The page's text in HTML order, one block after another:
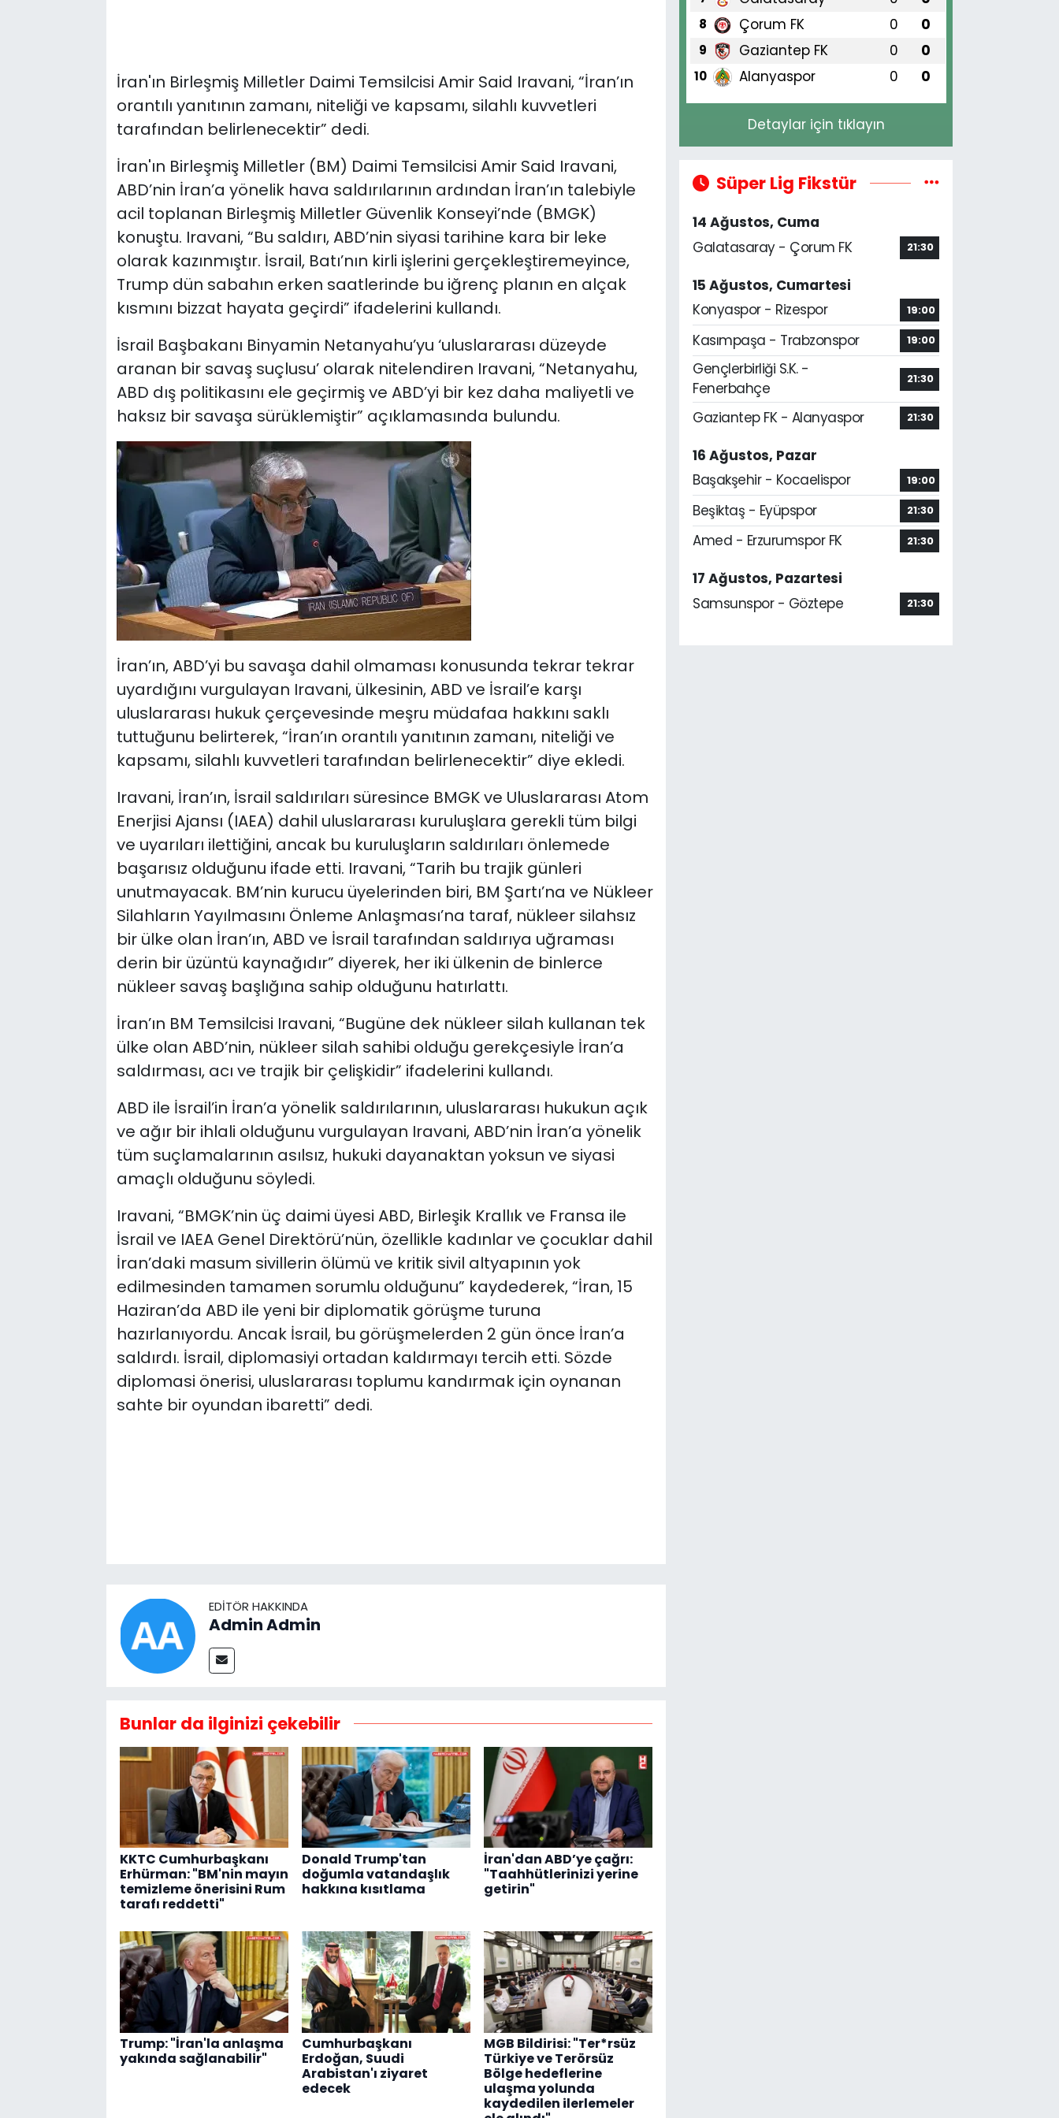
İran'ın Birleşmiş Milletler Daimi Temsilcisi Amir Said Iravani, “İran’ın
orantılı yanıtının zamanı, niteliği ve kapsamı, silahlı kuvvetleri
tarafından belirlenecektir” dedi.
İran'ın Birleşmiş Milletler (BM) Daimi Temsilcisi Amir Said Iravani,
ABD’nin İran’a yönelik hava saldırılarının ardından İran’ın talebiyle
acil toplanan Birleşmiş Milletler Güvenlik Konseyi’nde (BMGK)
konuştu. Iravani, “Bu saldırı, ABD’nin siyasi tarihine kara bir leke
olarak kazınmıştır. İsrail, Batı’nın kirli işlerini gerçekleştiremeyince,
Trump dün sabahın erken saatlerinde bu iğrenç planın en alçak
kısmını bizzat hayata geçirdi” ifadelerini kullandı.
İsrail Başbakanı Binyamin Netanyahu’yu ‘uluslararası düzeyde
aranan bir savaş suçlusu’ olarak nitelendiren Iravani, “Netanyahu,
ABD dış politikasını ele geçirmiş ve ABD’yi bir kez daha maliyetli ve
haksız bir savaşa sürüklemiştir” açıklamasında bulundu.
İran’ın, ABD’yi bu savaşa dahil olmaması konusunda tekrar tekrar
uyardığını vurgulayan Iravani, ülkesinin, ABD ve İsrail’e karşı
uluslararası hukuk çerçevesinde meşru müdafaa hakkını saklı
tuttuğunu belirterek, “İran’ın orantılı yanıtının zamanı, niteliği ve
kapsamı, silahlı kuvvetleri tarafından belirlenecektir” diye ekledi.
Iravani, İran’ın, İsrail saldırıları süresince BMGK ve Uluslararası Atom
Enerjisi Ajansı (IAEA) dahil uluslararası kuruluşlara gerekli tüm bilgi
ve uyarıları ilettiğini, ancak bu kuruluşların saldırıları önlemede
başarısız olduğunu ifade etti. Iravani, “Tarih bu trajik günleri
unutmayacak. BM’nin kurucu üyelerinden biri, BM Şartı’na ve Nükleer
Silahların Yayılmasını Önleme Anlaşması’na taraf, nükleer silahsız
bir ülke olan İran’ın, ABD ve İsrail tarafından saldırıya uğraması
derin bir üzüntü kaynağıdır” diyerek, her iki ülkenin de binlerce
nükleer savaş başlığına sahip olduğunu hatırlattı.
İran’ın BM Temsilcisi Iravani, “Bugüne dek nükleer silah kullanan tek
ülke olan ABD’nin, nükleer silah sahibi olduğu gerekçesiyle İran’a
saldırması, acı ve trajik bir çelişkidir” ifadelerini kullandı.
ABD ile İsrail’in İran’a yönelik saldırılarının, uluslararası hukukun açık
ve ağır bir ihlali olduğunu vurgulayan Iravani, ABD’nin İran’a yönelik
tüm suçlamalarının asılsız, hukuki dayanaktan yoksun ve siyasi
amaçlı olduğunu söyledi.
Iravani, “BMGK’nin üç daimi üyesi ABD, Birleşik Krallık ve Fransa ile
İsrail ve IAEA Genel Direktörü’nün, özellikle kadınlar ve çocuklar dahil
İran’daki masum sivillerin ölümü ve kritik sivil altyapının yok
edilmesinden tamamen sorumlu olduğunu” kaydederek, “İran, 15
Haziran’da ABD ile yeni bir diplomatik görüşme turuna
hazırlanıyordu. Ancak İsrail, bu görüşmelerden 2 gün önce İran’a
saldırdı. İsrail, diplomasiyi ortadan kaldırmayı tercih etti. Sözde
diplomasi önerisi, uluslararası toplumu kandırmak için oynanan
sahte bir oyundan ibaretti” dedi.
EDITÖR HAKKINDA
Admin Admin
Bunlar da ilginizi çekebilir
KKTC Cumhurbaşkanı
Erhürman: "BM'nin mayın
temizleme önerisini Rum
tarafı reddetti"
Donald Trump'tan
doğumla vatandaşlık
hakkına kısıtlama
İran'dan ABD’ye çağrı:
"Taahhütlerinizi yerine
getirin"
Trump: "İran'la anlaşma
yakında sağlanabilir"
Cumhurbaşkanı
Erdoğan, Suudi
Arabistan'ı ziyaret
edecek
MGB Bildirisi: "Ter*rsüz
Türkiye ve Terörsüz
Bölge hedeflerine
ulaşma yolunda
kaydedilen ilerlemeler
8 Çorum FK 0 0
9 Gaziantep FK 0 0
10 Alanyaspor 0 0
Detaylar için tıklayın
Süper Lig Fikstür
14 Ağustos, Cuma
Galatasaray - Çorum FK
21:30
15 Ağustos, Cumartesi
Konyaspor - Rizespor
19:00
Kasımpaşa - Trabzonspor 19:00
Gençlerbirliği S.K. -
Fenerbahçe
21:30
Gaziantep FK - Alanyaspor 21:30
16 Ağustos, Pazar
Başakşehir - Kocaelispor
19:00
Beşiktaş - Eyüpspor 21:30
Amed - Erzurumspor FK 21:30
17 Ağustos, Pazartesi
Samsunspor - Göztepe
21:30